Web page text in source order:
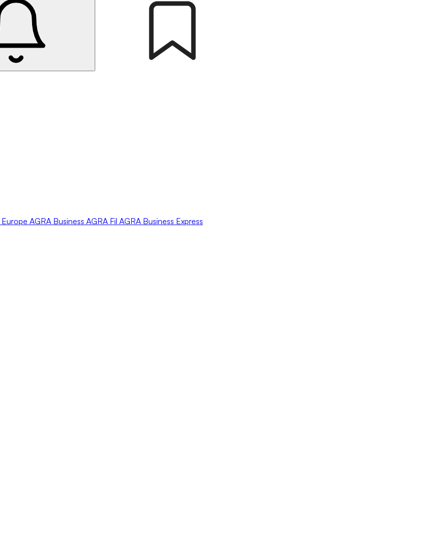
Europe AGRA Business AGRA Fil AGRA Business Express